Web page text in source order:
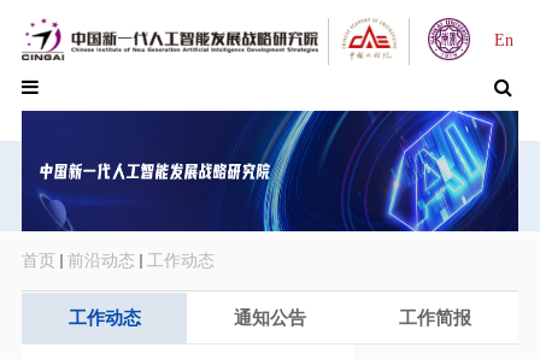
En
首页 前沿动态 工作动态
工作动态 通知公告 工作简报